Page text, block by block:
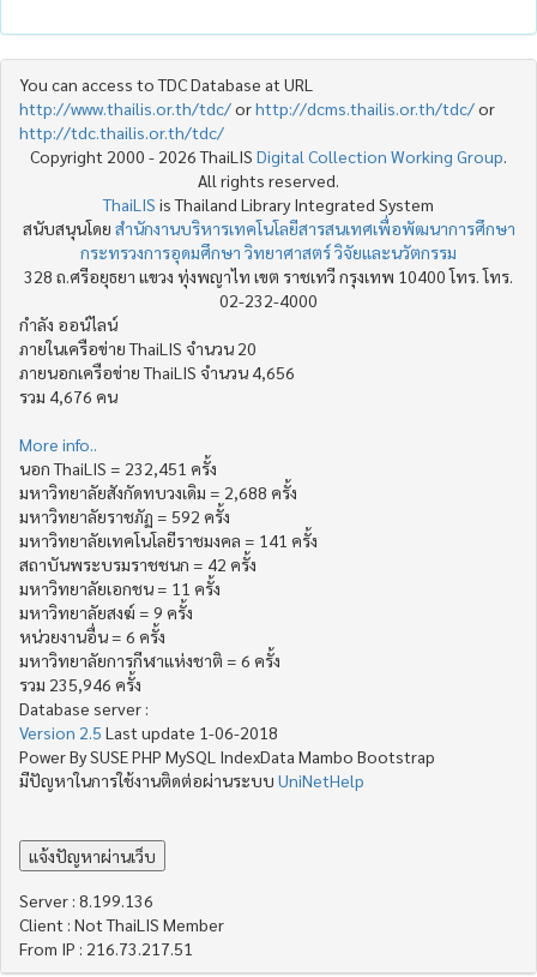
You can access to TDC Database at URL
http://www.thailis.or.th/tdc/orhttp://dcms.thailis.or.th/tdc/or
http://tdc.thailis.or.th/tdc/
Copyright 2000 - 2026 ThaiLIS Digital Collection Working Group
All rights reserved.
ThaiLIS is Thailand Library Integrated System
สนับสนุนโดย สำนักงานบริหารเทคโนโลยีสารสนเทศเพื่อพัฒนาการศึกษา
กระทรวงการอุดมศึกษา วิทยาศาสตร์ วิจัยและนวัตกรรม
328 ถ.ศรีอยุธยา แขวง ทุ่งพญาไท เขต ราชเทวี กรุงเทพ 10400 โทร. โทร.
02-232-4000
กำลัง ออน์ไลน์
ภายในเครือข่าย ThaiLIS จำนวน 20
ภายนอกเครือข่าย ThaiLIS จำนวน 4,656
รวม 4,676 คน
More info..
นอก ThaiLIS = 232,451 ครั้ง
มหาวิทยาลัยสังกัดทบวงเดิม = 2,688 ครั้ง
มหาวิทยาลัยราชภัฏ = 592 ครั้ง
มหาวิทยาลัยเทคโนโลยีราชมงคล = 141 ครั้ง
สถาบันพระบรมราชชนก = 42 ครั้ง
มหาวิทยาลัยเอกชน = 11 ครั้ง
มหาวิทยาลัยสงฆ์ = 9 ครั้ง
หน่วยงานอื่น = 6 ครั้ง
มหาวิทยาลัยการกีฬาแห่งชาติ = 6 ครั้ง
รวม 235,946 ครั้ง
Database server :
Version 2.5 Last update 1-06-2018
Power By SUSE PHP MySQL IndexData Mambo Bootstrap
มีปัญหาในการใช้งานติดต่อผ่านระบบ UniNetHelp
Server : 8.199.136
Client : Not ThaiLIS Member
From IP : 216.73.217.51